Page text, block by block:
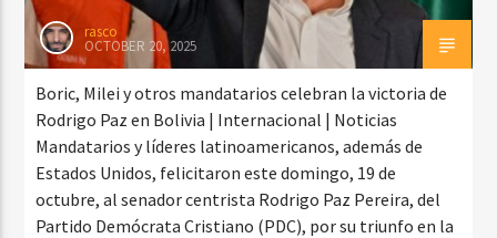
rasco
OCTOBER 20, 2025
Boric, Milei y otros mandatarios celebran la victoria de
Rodrigo Paz en Bolivia | Internacional | Noticias
Mandatarios y líderes latinoamericanos, además de
Estados Unidos, felicitaron este domingo, 19 de
octubre, al senador centrista Rodrigo Paz Pereira, del
Partido Demócrata Cristiano (PDC), por su triunfo en la